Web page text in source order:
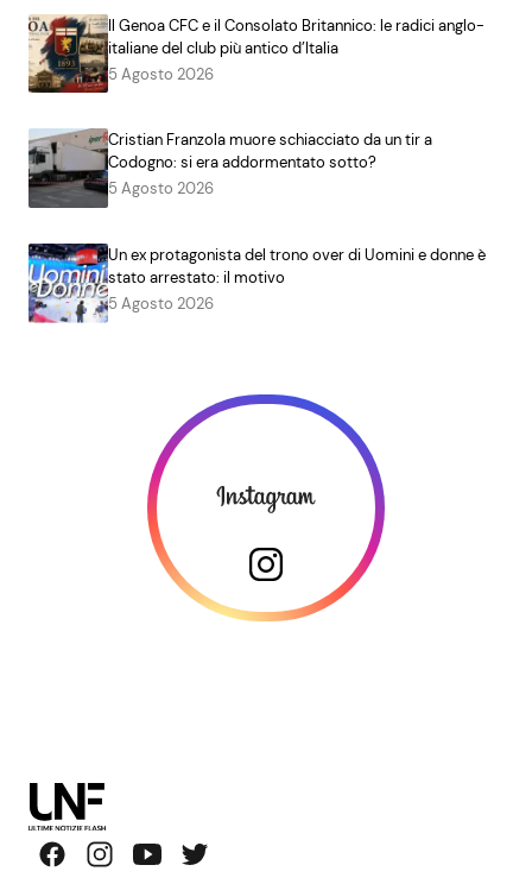
Il Genoa CFC e il Consolato Britannico: le radici anglo-
italiane del club più antico d’Italia
5 Agosto 2026
Cristian Franzola muore schiacciato da un tir a
Codogno: si era addormentato sotto?
5 Agosto 2026
Un ex protagonista del trono over di Uomini e donne è
stato arrestato: il motivo
5 Agosto 2026